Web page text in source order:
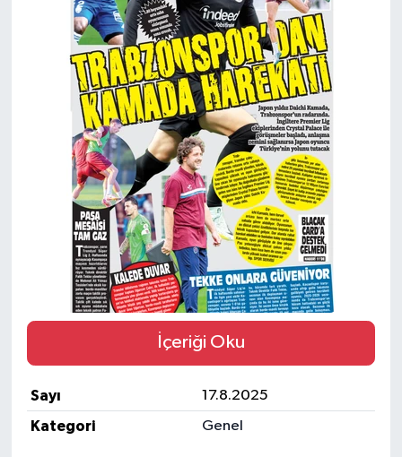
İçeriği Oku
Sayı
17.8.2025
Kategori
Genel
SİYASET
Teknoloji
TRABZON
TRABZONSPOR
Yaşam